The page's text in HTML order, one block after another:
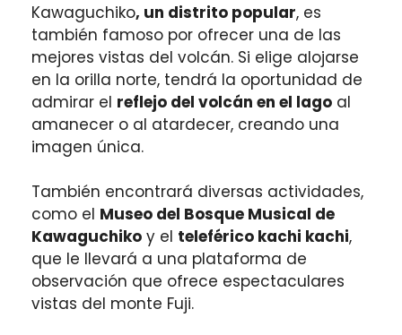
Kawaguchiko, un distrito popular, es
también famoso por ofrecer una de las
mejores vistas del volcán. Si elige alojarse
en la orilla norte, tendrá la oportunidad de
admirar el reflejo del volcán en el lago al
amanecer o al atardecer, creando una
imagen única.
También encontrará diversas actividades,
como el Museo del Bosque Musical de
Kawaguchiko y el teleférico kachi kachi,
que le llevará a una plataforma de
observación que ofrece espectaculares
vistas del monte Fuji.